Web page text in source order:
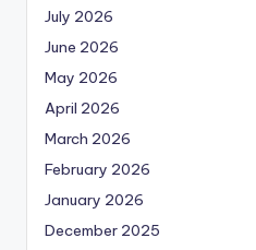
July 2026
June 2026
May 2026
April 2026
March 2026
February 2026
January 2026
December 2025